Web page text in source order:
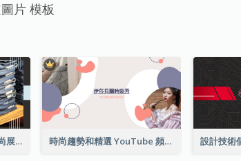
片 模板
藍色和灰色牛仔布照片時尚展望YouTube頻道圖片 時尚趨勢和精選 YouTube 頻道圖片